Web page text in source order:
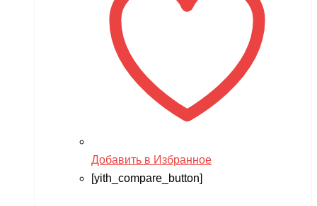
Добавить в Избранное
[yith_compare_button]